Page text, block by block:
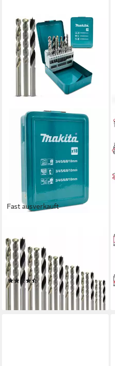
Fast ausverkauft
Bohrer- und Bit-Set Makita
18-tlg Set Bohrersatz
Holzbohrer Metallbohrer D-
46202, (18-tlg)
(3)
ab 20,24 €
lieferbar - in 4-5 Werktagen bei dir